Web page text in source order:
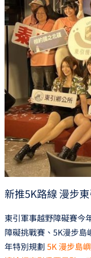
新推5K路線 漫步
東引軍事越野障礙賽今
障礙挑戰賽、5K漫步
年特別規劃 5K 漫步島